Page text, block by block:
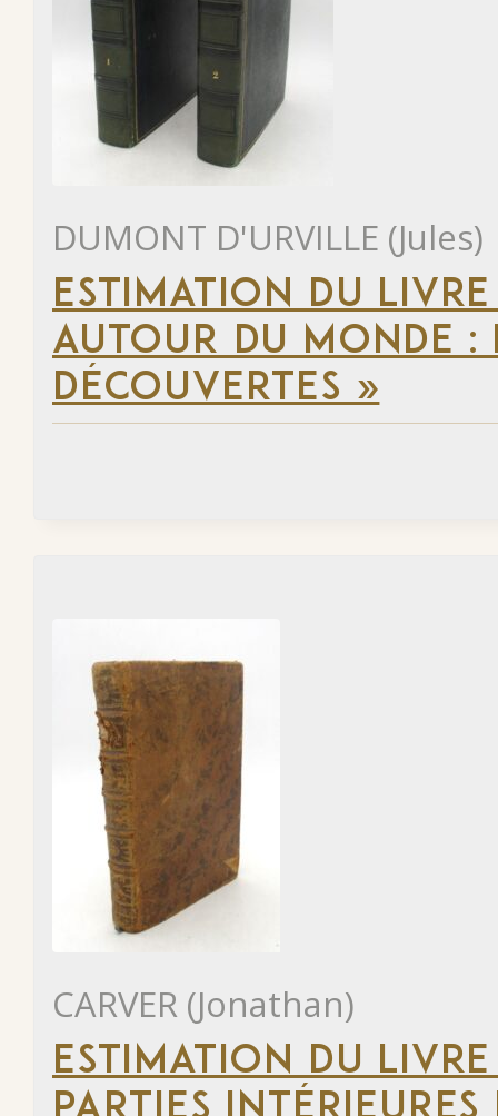
DUMONT D'URVILLE (Jules)
ESTIMATION DU
AUTOUR DU MONDE :
DÉCOUVERTES »
CARVER (Jonathan)
ESTIMATION DU